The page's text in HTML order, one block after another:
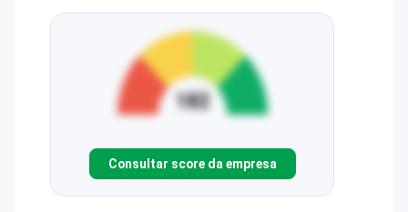
Consultar score da empresa